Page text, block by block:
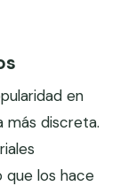
en
más discreta.
que los hace